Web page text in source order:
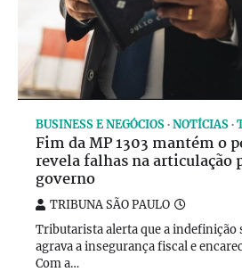
BUSINESS E NEGÓCIOS NOTÍCIAS
Fim da MP 1303 mantém o
revela falhas na articulação
governo
TRIBUNA SÃO PAULO
Tributarista alerta que a indefinição
agrava a insegurança fiscal e
Com a…